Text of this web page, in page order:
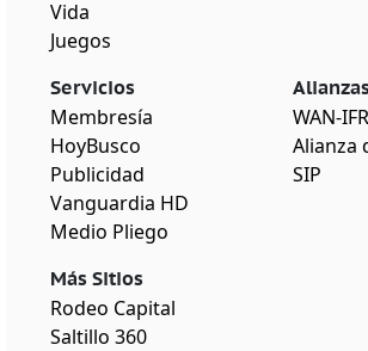
Vida
Juegos
Servicios
Membresía
HoyBusco
Publicidad
Vanguardia HD
Medio Pliego
Más Sitios
Rodeo Capital
Saltillo 360
Alianzas
WAN-
Alianza
SIP